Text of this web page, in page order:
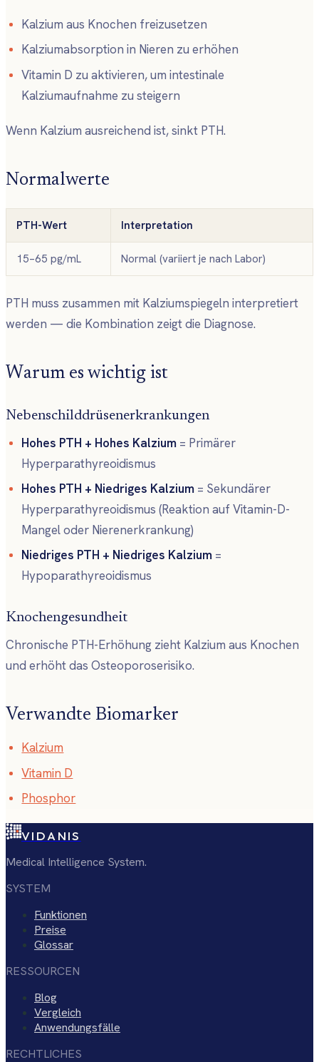
Kalzium aus Knochen freizusetzen
Kalziumabsorption in Nieren zu erhöhen
Vitamin D zu aktivieren, um intestinale
Kalziumaufnahme zu steigern
Wenn Kalzium ausreichend ist, sinkt PTH.
Normalwerte
PTH-Wert Interpretation
15–65 pg/mL Normal (variiert je nach Labor)
PTH muss zusammen mit Kalziumspiegeln interpretiert
werden — die Kombination zeigt die Diagnose.
Warum es wichtig ist
Nebenschilddrüsenerkrankungen
Hohes PTH + Hohes Kalzium = Primärer
Hyperparathyreoidismus
Hohes PTH + Niedriges Kalzium = Sekundärer
Hyperparathyreoidismus (Reaktion auf Vitamin-D-
Mangel oder Nierenerkrankung)
Niedriges PTH + Niedriges Kalzium =
Hypoparathyreoidismus
Knochengesundheit
Chronische PTH-Erhöhung zieht Kalzium aus Knochen
und erhöht das Osteoporoserisiko.
Verwandte Biomarker
Kalzium
Vitamin D
Phosphor
VIDANIS
Medical Intelligence System.
SYSTEM
Funktionen
Preise
Glossar
RESSOURCEN
Blog
Vergleich
Anwendungsfälle
RECHTLICHES